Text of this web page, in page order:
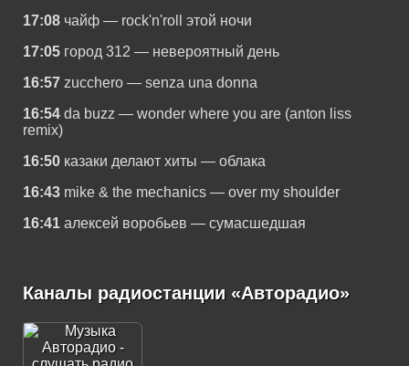
17:08 чайф — rock'n'roll этой ночи
17:05 город 312 — невероятный день
16:57 zucchero — senza una donna
16:54 da buzz — wonder where you are (anton liss
remix)
16:50 казаки делают хиты — облака
16:43 mike & the mechanics — over my shoulder
16:41 алексей воробьев — сумасшедшая
Каналы радиостанции «Авторадио»